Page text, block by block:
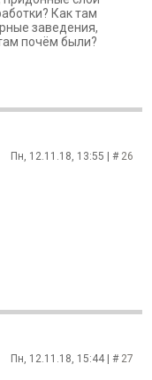
Как там
заведения,
почём были?
Пн, 12.11.18, 13:55 | # 26
Пн, 12.11.18, 15:44 | # 27